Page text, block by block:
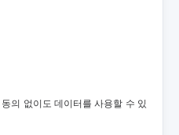
의 없이도 데이터를 사용할 수 있